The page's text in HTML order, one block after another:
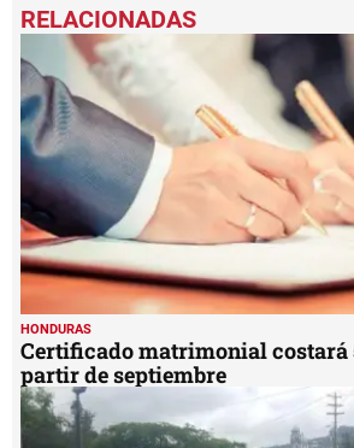
seconds
of
minutes,
51
seconds
HONDURAS
Certificado matrimonial
partir de septiembre